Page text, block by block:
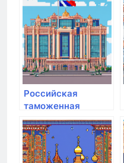
Российская
таможенная
академия